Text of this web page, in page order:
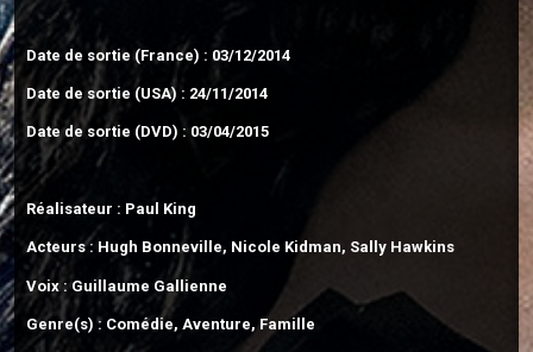
Date de sortie (France) : 03/12/2014
Date de sortie (USA) : 24/11/2014
Date de sortie (DVD) : 03/04/2015
Réalisateur : Paul King
Acteurs : Hugh Bonneville, Nicole Kidman, Sally Hawkins
Voix : Guillaume Gallienne
Genre(s) : Comédie, Aventure, Famille